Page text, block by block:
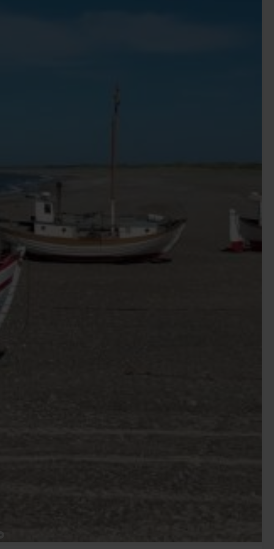
dyreliv og har et stort udvalg af spændende